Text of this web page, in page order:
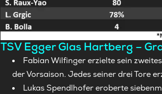
TSV Egger Glas Hartberg –
Fabian Wilfinger erzielte sein
der Vorsaison. Jedes seiner drei Tore
Lukas Spendlhofer eroberte